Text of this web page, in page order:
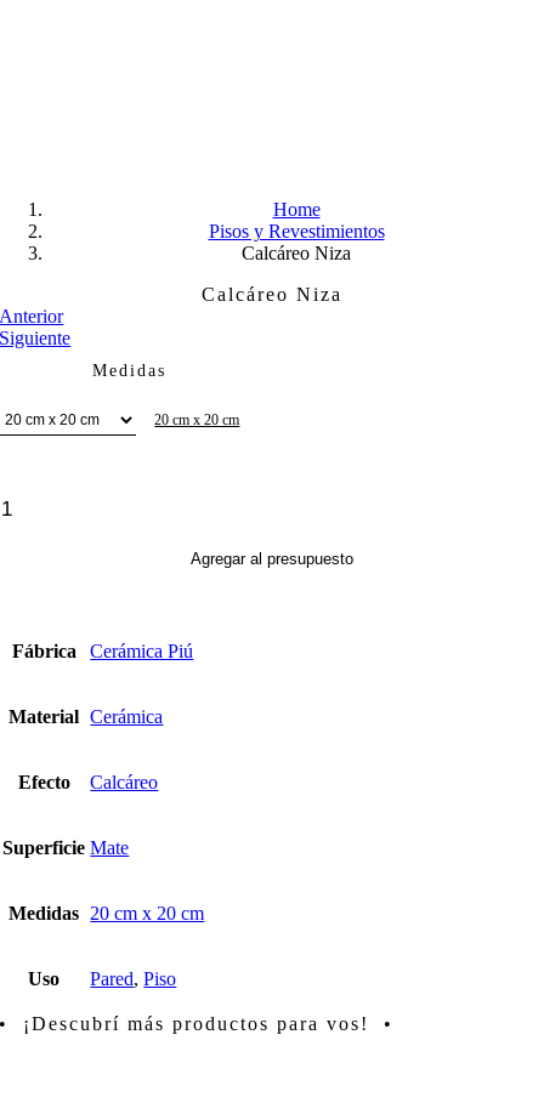
Home
Pisos y Revestimientos
Calcáreo Niza
Calcáreo Niza
Anterior
Siguiente
Medidas
20 cm x 20 cm
Agregar al presupuesto
Fábrica Cerámica Piú
Material Cerámica
Efecto Calcáreo
Superficie Mate
Medidas 20 cm x 20 cm
Uso Pared,Piso
• ¡Descubrí más productos para vos! •